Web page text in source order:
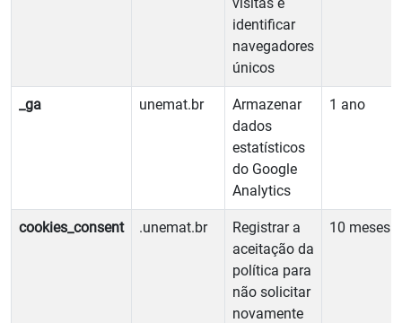
identificar
navegadores
únicos
_ga unemat.br
Armazenar
dados
estatísticos
do Google
Analytics
1 ano
cookies_consent .unemat.br
Registrar a
aceitação da
política para
não solicitar
novamente
10 meses